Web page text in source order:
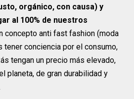
orgánico, con causa) y
al 100% de nuestros
concepto anti fast fashion (moda
tener conciencia por el consumo,
tengan un precio más elevado,
planeta, de gran durabilidad y